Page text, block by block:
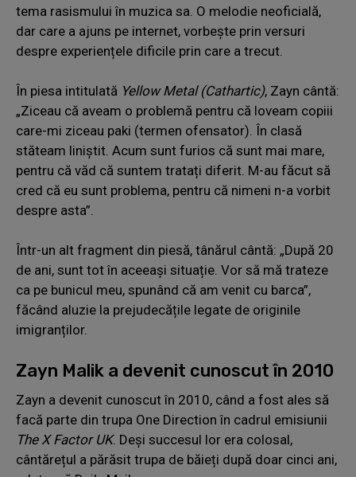
tema rasismului în muzica sa. O melodie neoficială,
dar care a ajuns pe internet, vorbește prin versuri
despre experiențele dificile prin care a trecut.
În piesa intitulată Yellow Metal (Cathartic), Zayn cântă:
„Ziceau că aveam o problemă pentru că loveam copiii
care-mi ziceau paki (termen ofensator). În clasă
stăteam liniștit. Acum sunt furios că sunt mai mare,
pentru că văd că suntem tratați diferit. M-au făcut să
cred că eu sunt problema, pentru că nimeni n-a vorbit
despre asta”.
Într-un alt fragment din piesă, tânărul cântă: „După 20
de ani, sunt tot în aceeași situație. Vor să mă trateze
ca pe bunicul meu, spunând că am venit cu barca”,
făcând aluzie la prejudecățile legate de originile
imigranților.
Zayn Malik a devenit cunoscut în 2010
Zayn a devenit cunoscut în 2010, când a fost ales să
facă parte din trupa One Direction în cadrul emisiunii
The X Factor UK. Deși succesul lor era colosal,
cântărețul a părăsit trupa de băieți după doar cinci ani,